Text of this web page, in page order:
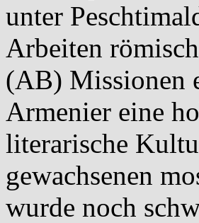
unter
Arbeiten
(AB) Missionen
Armenier eine
literarische
gewachsenen
wurde noch